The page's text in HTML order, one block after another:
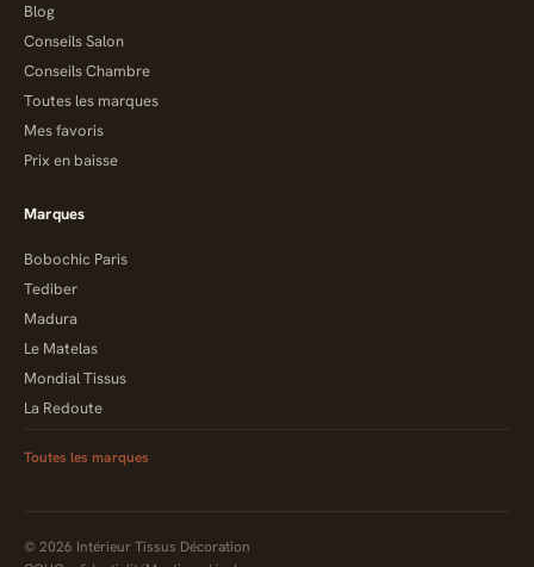
Blog
Conseils Salon
Conseils Chambre
Toutes les marques
Mes favoris
Prix en baisse
Marques
Bobochic Paris
Tediber
Madura
Le Matelas
Mondial Tissus
La Redoute
Toutes les marques
© 2026 Intérieur Tissus Décoration